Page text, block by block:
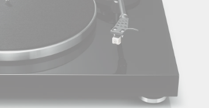
Pavyzdžiui, skolinantis 499,00 €, kai sutartis sudaroma